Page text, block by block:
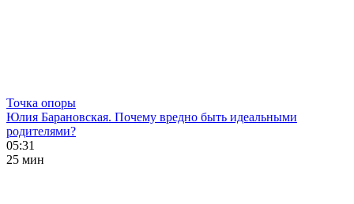
Точка опоры
Юлия Барановская. Почему вредно быть идеальными
родителями?
05:31
25 мин